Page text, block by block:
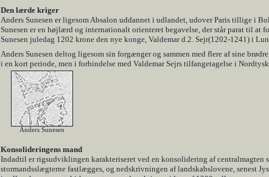
Den lærde kriger
Anders Sunesen er ligesom Absalon uddannet i udlandet, udover Paris tillige i
Sunesen er en højlærd og internationalt orienteret begavelse, der står parat til
Sunesen juledag 1202 krone den nye konge, Valdemar d.2. Sejr(1202-1241) i
Anders Sunesen deltog ligesom sin forgænger og sammen med flere af sine
i en kort periode, men i forbindelse med Valdemar Sejrs tilfangetagelse i
Anders Sunesen
Konsolideringens mand
Indadtil er rigsudviklingen karakteriseret ved en konsolidering af centralmagten
stormandsslægterne fastlægges, og nedskrivningen af landskabslovene, senest